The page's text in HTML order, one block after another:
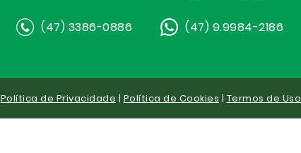
(47) 3386-0886 (47) 9.9984-2186
Política de Privacidade | Política de Cookies | Termos de Uso